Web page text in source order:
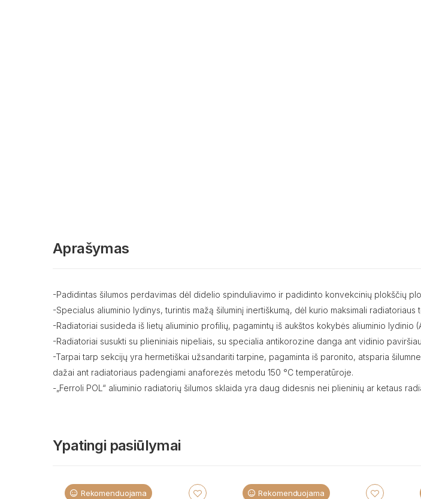
Aprašymas
-Padidintas šilumos perdavimas dėl didelio spinduliavimo ir padidinto konvekcinių plokščių
-Specialus aliuminio lydinys, turintis mažą šiluminį inertiškumą, dėl kurio maksimali
-Radiatoriai susideda iš lietų aliuminio profilių, pagamintų iš aukštos kokybės aliuminio lydinio
-Radiatoriai susukti su plieniniais nipeliais, su specialia antikorozine danga ant vidinio
-Tarpai tarp sekcijų yra hermetiškai užsandariti tarpine, pagaminta iš paronito, atsparia
dažai ant radiatoriaus padengiami anaforezės metodu 150 °C temperatūroje.
-„Ferroli POL“ aliuminio radiatorių šilumos sklaida yra daug didesnis nei plieninių ar ketaus
Ypatingi pasiūlymai
Rekomenduojama Rekomenduojama